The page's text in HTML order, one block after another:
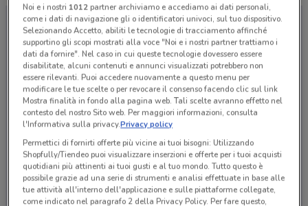
Ci dispiace, al momento non abbiamo pubblicato
volantini nella tua zona. Riprova più tardi.
Noi e i nostri 1012partner archiviamo e accediamo ai dati personali,
come i dati di navigazione gli o identificatori univoci, sul tuo dispositivo.
Selezionando Accetto, abiliti le tecnologie di tracciamento affinché
supportino gli scopi mostrati alla voce "Noi e i nostri partner trattiamo i
dati da fornire". Nel caso in cui queste tecnologie dovessero essere
disabilitate, alcuni contenuti e annunci visualizzati potrebbero non
essere rilevanti. Puoi accedere nuovamente a questo menu per
modificare le tue scelte o per revocare il consenso facendo clic sul link
Mostra finalità in fondo alla pagina web. Tali scelte avranno effetto nel
contesto del nostro Sito web. Per maggiori informazioni, consulta
l'Informativa sulla privacy.Privacy policy
Permettici di fornirti offerte più vicine ai tuoi bisogni: Utilizzando
Shopfully/Tiendeo puoi visualizzare inserzioni e offerte per i tuoi acquisti
quotidiani più attinenti ai tuoi gusti e al tuo mondo. Tutto questo è
possibile grazie ad una serie di strumenti e analisi effettuate in base alle
tue attività all'interno dell'applicazione e sulle piattaforme collegate,
come indicato nel paragrafo 2 della Privacy Policy. Per fare questo,